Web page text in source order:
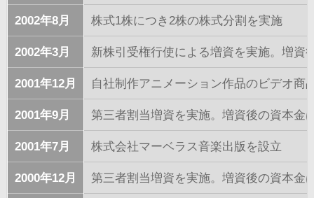
2002年8月 株式1株につき2株の株式分割を実施
2002年3月 新株引受権行使による増資を実施。増資
2001年12月 自社制作アニメーション作品のビデオ商
2001年9月 第三者割当増資を実施。増資後の資本金
2001年7月 株式会社マーベラス音楽出版を設立
2000年12月 第三者割当増資を実施。増資後の資本金